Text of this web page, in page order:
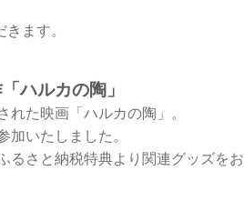
ます。
ハルカの陶」
た映画「ハルカの陶」。
加いたしました。
るさと納税特典より関連グッズをお